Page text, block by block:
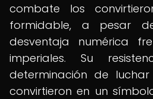
combate los
formidable, a pesar
desventaja numérica
imperiales. Su
determinación de
convirtieron en un